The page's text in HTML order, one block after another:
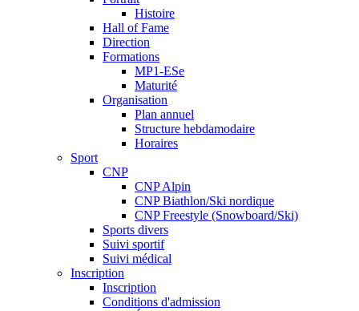
Histoire
Hall of Fame
Direction
Formations
MP1-ESe
Maturité
Organisation
Plan annuel
Structure hebdamodaire
Horaires
Sport
CNP
CNP Alpin
CNP Biathlon/Ski nordique
CNP Freestyle (Snowboard/Ski)
Sports divers
Suivi sportif
Suivi médical
Inscription
Inscription
Conditions d'admission